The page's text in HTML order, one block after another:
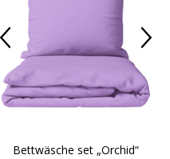
Bettwäsche set „Orchid“